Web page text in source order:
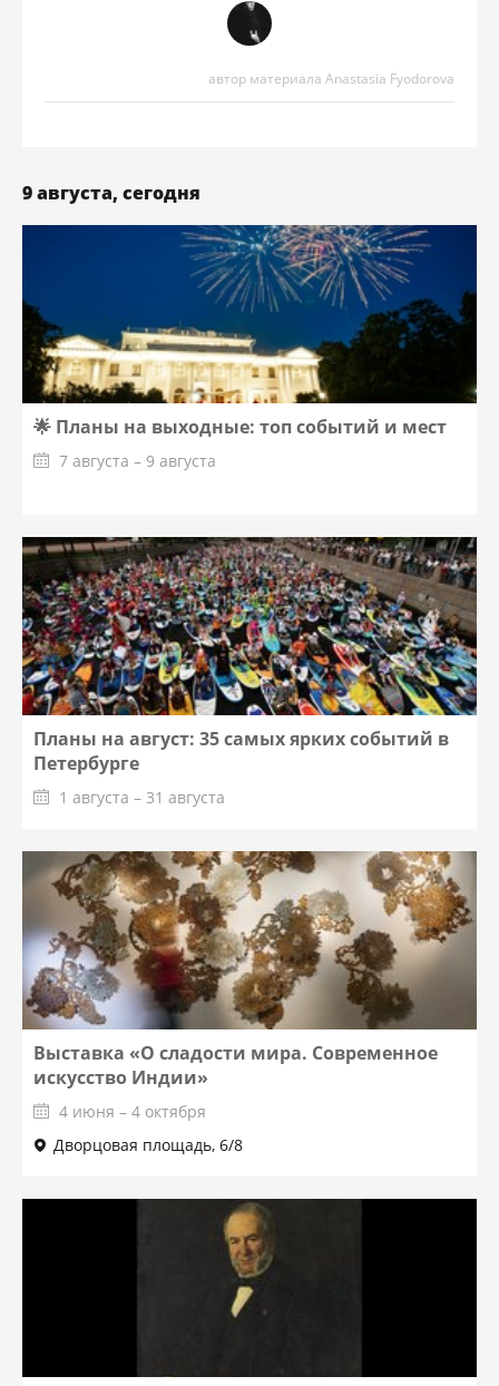
автор материала Anastasia Fyodorova
9 августа, сегодня
🌟 Планы на выходные: топ событий и мест
7 августа – 9 августа
Планы на август: 35 самых ярких событий в
Петербурге
1 августа – 31 августа
Выставка «О сладости мира. Современное
искусство Индии»
4 июня – 4 октября
Дворцовая площадь, 6/8